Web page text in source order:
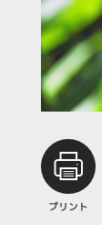
プリント